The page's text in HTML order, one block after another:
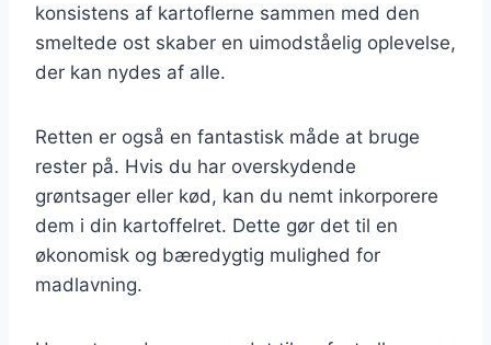
konsistens af kartoflerne sammen med den
smeltede ost skaber en uimodståelig oplevelse,
der kan nydes af alle.
Retten er også en fantastisk måde at bruge
rester på. Hvis du har overskydende
grøntsager eller kød, kan du nemt inkorporere
dem i din kartoffelret. Dette gør det til en
økonomisk og bæredygtig mulighed for
madlavning.